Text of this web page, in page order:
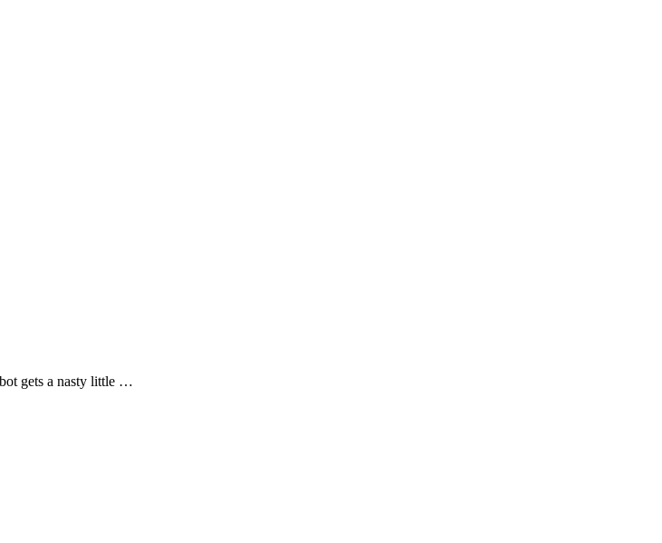
gets a nasty little …